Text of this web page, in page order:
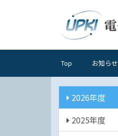
ン
メ
イ
ナ
Top お知らせ
年
度
2026年度
2025年度